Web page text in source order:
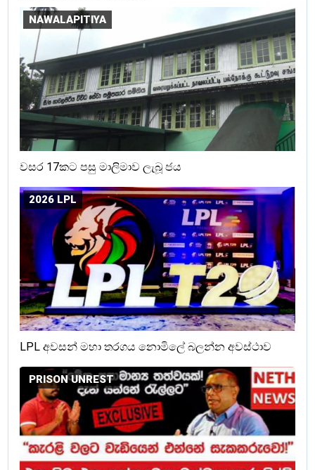
NAWALAPITIYA
වසර 17කට පසු මාලිමාව ලැබූ ජය
2026 LPL
LPL අවසන් මහා තරගය නොමිලේ බලන්න අවස්ථාව
PRISON UNREST